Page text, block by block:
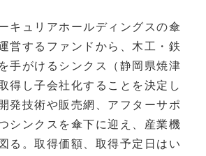
キュリアホールディングスの傘
営するファンドから、木工・鉄
手がけるシンクス（静岡県焼津
得し子会社化することを決定し
発技術や販売網、アフターサポ
シンクスを傘下に迎え、産業機
る。取得価額、取得予定日はい